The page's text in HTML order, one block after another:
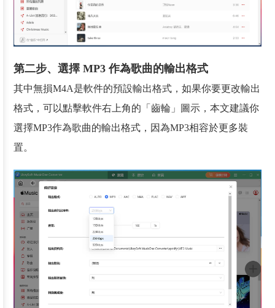
第二步、選擇 MP3 作為歌曲的輸出格式
其中無損M4A是軟件的預設輸出格式，如果你要更改輸出
格式，可以點擊軟件右上角的「齒輪」圖示，本文建議你
選擇MP3作為歌曲的輸出格式，因為MP3相容於更多裝
置。